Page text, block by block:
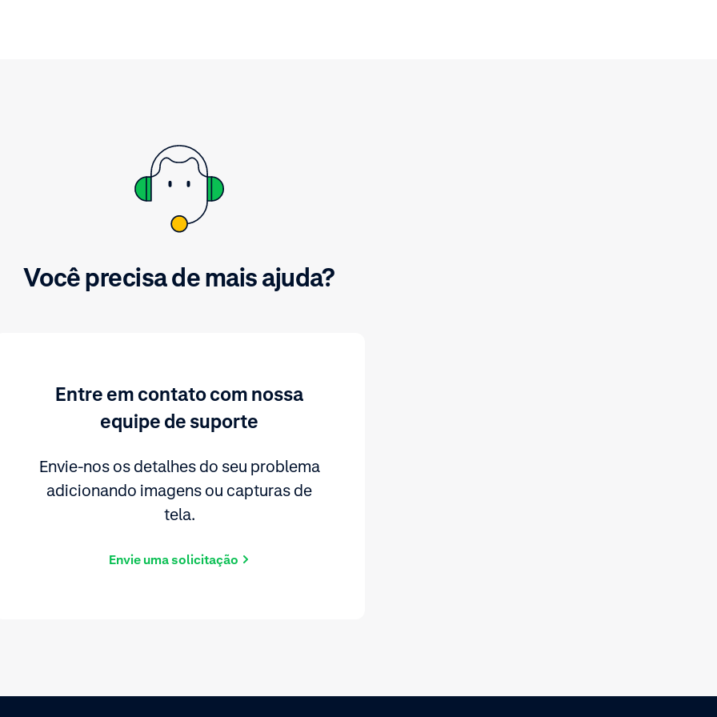
Você precisa de mais ajuda?
Entre em contato com nossa
equipe de suporte
Envie-nos os detalhes do seu problema
adicionando imagens ou capturas de
tela.
Envie uma solicitação